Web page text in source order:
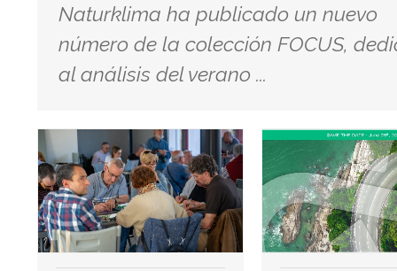
Naturklima ha publicado un nuevo
número de la colección FOCUS,
al análisis del verano ...